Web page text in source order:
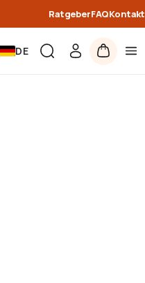
RatgeberFAQKontakt
DE